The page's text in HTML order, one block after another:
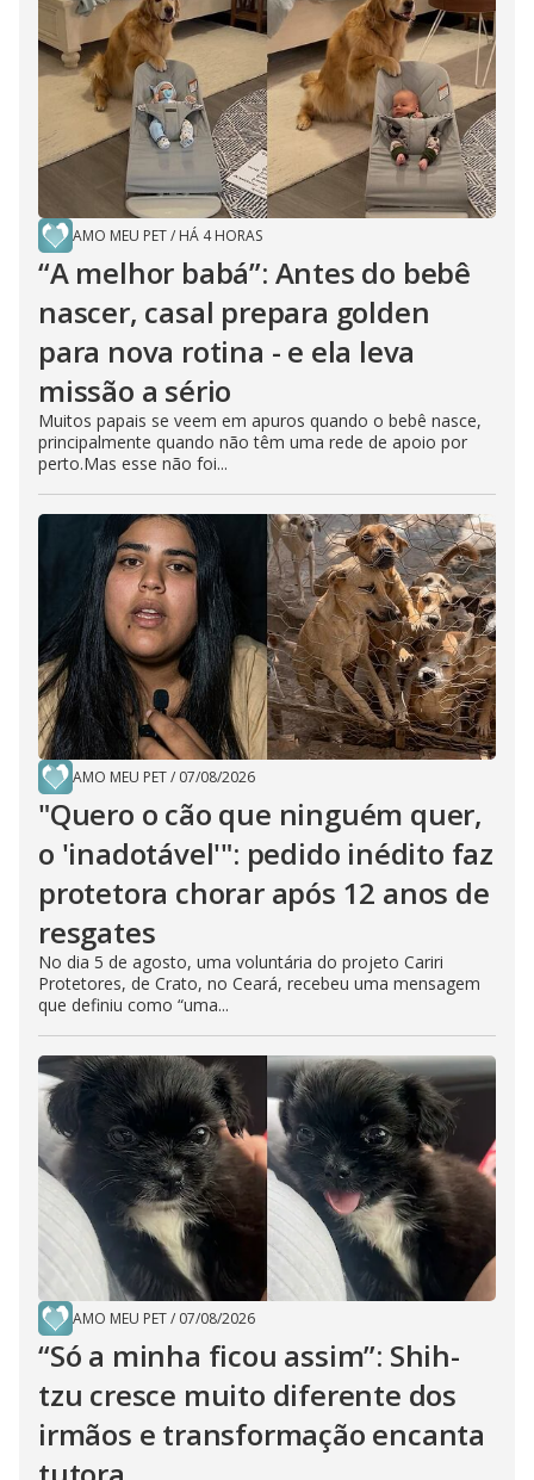
AMO MEU PET/ HÁ 4 HORAS
“A melhor babá”: Antes do bebê
nascer, casal prepara golden
para nova rotina - e ela leva
missão a sério
Muitos papais se veem em apuros quando o bebê nasce,
principalmente quando não têm uma rede de apoio por
perto.Mas esse não foi...
AMO MEU PET/ 07/08/2026
"Quero o cão que ninguém quer,
o 'inadotável'": pedido inédito faz
protetora chorar após 12 anos de
resgates
No dia 5 de agosto, uma voluntária do projeto Cariri
Protetores, de Crato, no Ceará, recebeu uma mensagem
que definiu como “uma...
AMO MEU PET/ 07/08/2026
“Só a minha ficou assim”: Shih-
tzu cresce muito diferente dos
irmãos e transformação encanta